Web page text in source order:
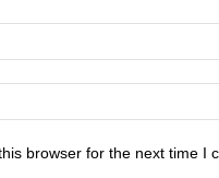
browser for the next time I